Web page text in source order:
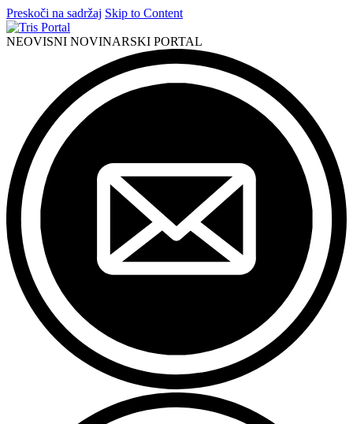
Preskoči na sadržaj Skip to Content
NEOVISNI NOVINARSKI PORTAL